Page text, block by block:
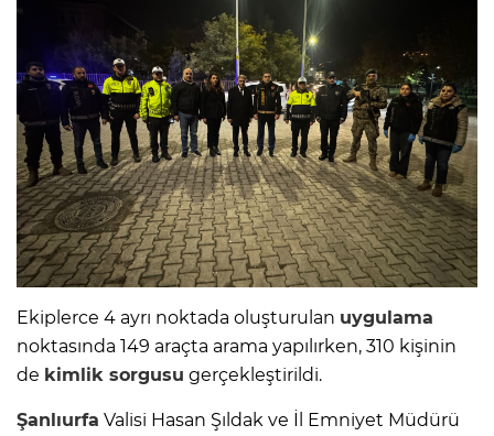
Ekiplerce 4 ayrı noktada oluşturulan uygulama
noktasında 149 araçta arama yapılırken, 310 kişinin
de kimlik sorgusu gerçekleştirildi.
Şanlıurfa Valisi Hasan Şıldak ve İl Emniyet Müdürü